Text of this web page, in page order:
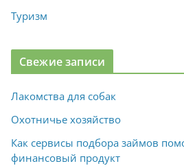
Туризм
Свежие записи
Лакомства для собак
Охотничье хозяйство
Как сервисы подбора займов
финансовый продукт